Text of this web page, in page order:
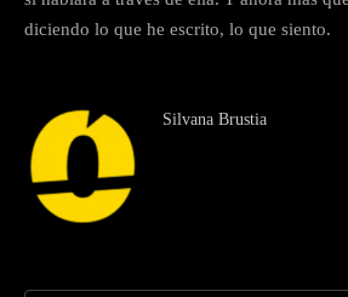
diciendo lo que he escrito, lo que siento.
Silvana Brustia